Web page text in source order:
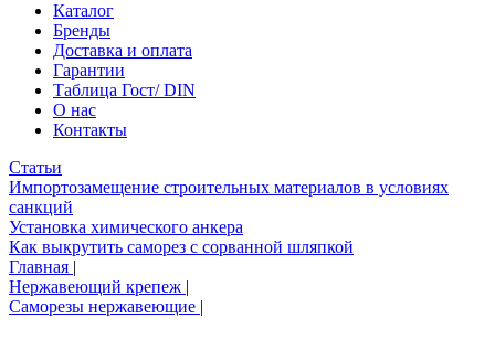
Каталог
Бренды
Доставка и оплата
Гарантии
Таблица Гост/ DIN
О нас
Контакты
Статьи
Импортозамещение строительных материалов в условиях
санкций
Установка химического анкера
Как выкрутить саморез с сорванной шляпкой
Главная |
Нержавеющий крепеж |
Саморезы нержавеющие |